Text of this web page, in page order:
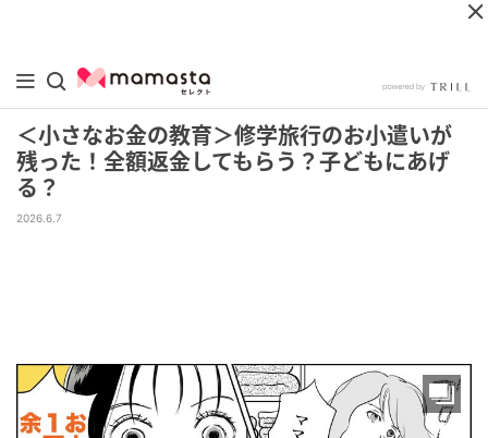
＜小さなお金の教育＞修学旅行のお小遣いが
残った！全額返金してもらう？子どもにあげ
る？
2026.6.7